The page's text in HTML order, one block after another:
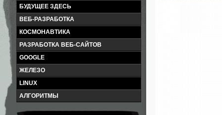
БУДУЩЕЕ ЗДЕСЬ
ВЕБ-РАЗРАБОТКА
КОСМОНАВТИКА
РАЗРАБОТКА ВЕБ-САЙТОВ
GOOGLE
ЖЕЛЕЗО
LINUX
АЛГОРИТМЫ